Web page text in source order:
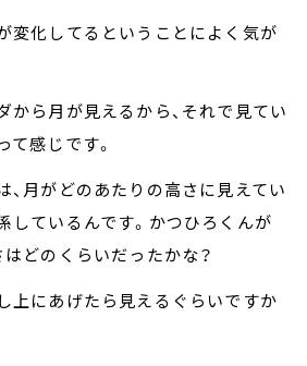
変化してるということによく気が
ら月が見えるから、それで見てい
感じです。
、月がどのあたりの高さに見えてい
しているんです。かつひろくんが
どのくらいだったかな？
にあげたら見えるぐらいですか